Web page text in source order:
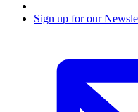
Sign up for our